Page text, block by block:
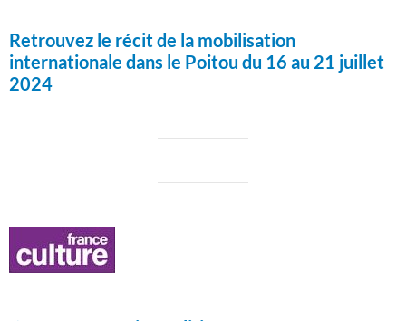
Retrouvez le récit de la mobilisation
internationale dans le Poitou du 16 au 21 juillet
2024